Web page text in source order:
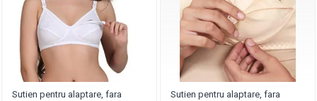
Sutien pentru alaptare, fara
Sutien pentru alaptare, fara